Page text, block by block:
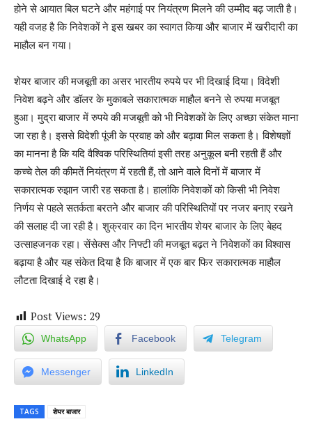
होने से आयात बिल घटने और महंगाई पर नियंत्रण मिलने की उम्मीद बढ़ जाती है।
यही वजह है कि निवेशकों ने इस खबर का स्वागत किया और बाजार में खरीदारी का
माहौल बन गया।
शेयर बाजार की मजबूती का असर भारतीय रुपये पर भी दिखाई दिया। विदेशी
निवेश बढ़ने और डॉलर के मुकाबले सकारात्मक माहौल बनने से रुपया मजबूत
हुआ। मुद्रा बाजार में रुपये की मजबूती को भी निवेशकों के लिए अच्छा संकेत माना
जा रहा है। इससे विदेशी पूंजी के प्रवाह को और बढ़ावा मिल सकता है। विशेषज्ञों
का मानना है कि यदि वैश्विक परिस्थितियां इसी तरह अनुकूल बनी रहती हैं और
कच्चे तेल की कीमतें नियंत्रण में रहती हैं, तो आने वाले दिनों में बाजार में
सकारात्मक रुझान जारी रह सकता है। हालांकि निवेशकों को किसी भी निवेश
निर्णय से पहले सतर्कता बरतने और बाजार की परिस्थितियों पर नजर बनाए रखने
की सलाह दी जा रही है। शुक्रवार का दिन भारतीय शेयर बाजार के लिए बेहद
उत्साहजनक रहा। सेंसेक्स और निफ्टी की मजबूत बढ़त ने निवेशकों का विश्वास
बढ़ाया है और यह संकेत दिया है कि बाजार में एक बार फिर सकारात्मक माहौल
लौटता दिखाई दे रहा है।
Post Views: 29
WhatsApp Facebook Telegram
Messenger LinkedIn
TAGS शेयर बाजार